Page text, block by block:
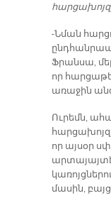
-Նման
Ֆրանսա,
որ
առաջին
Ուրեմն,
որ այսօր
մասին,